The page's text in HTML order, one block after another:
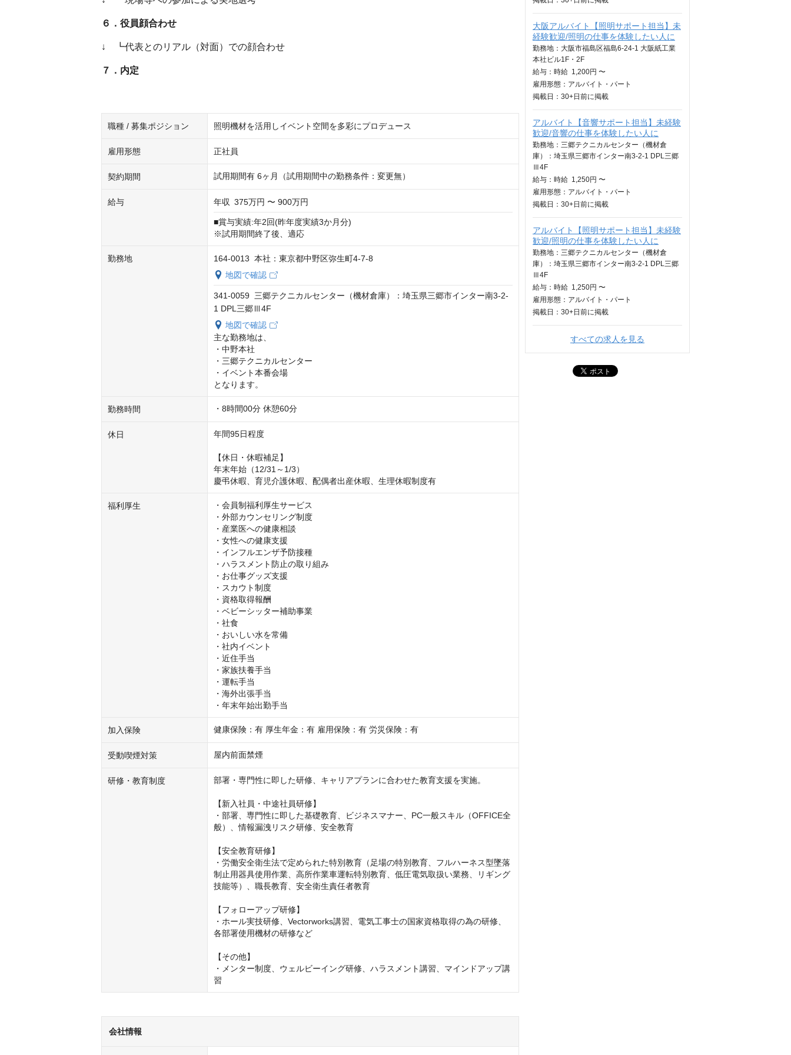
６．役員顔合わせ
↓ ┗代表とのリアル（対面）での顔合わせ
７．内定
職種 / 募集ポジション 照明機材を活用しイベント空間を多彩にプロデュース
雇用形態 正社員
契約期間 試用期間有 6ヶ月（試用期間中の勤務条件：変更無）
給与 年収 375万円 〜 900万円
■賞与実績:年2回(昨年度実績3か月分)
※試用期間終了後、適応
勤務地
164-0013 本社：東京都中野区弥生町4-7-8
地図で確認
341-0059 三郷テクニカルセンター（機材倉庫）：埼玉県三郷市インター南3-2-
1 DPL三郷Ⅲ4F
地図で確認
主な勤務地は、
・中野本社
・三郷テクニカルセンター
・イベント本番会場
となります。
勤務時間 ・8時間00分 休憩60分
休日 年間95日程度
【休日・休暇補足】
年末年始（12/31～1/3）
慶弔休暇、育児介護休暇、配偶者出産休暇、生理休暇制度有
福利厚生
・会員制福利厚生サービス
・外部カウンセリング制度
・産業医への健康相談
・女性への健康支援
・インフルエンザ予防接種
・ハラスメント防止の取り組み
・お仕事グッズ支援
・スカウト制度
・資格取得報酬
・ベビーシッター補助事業
・社食
・おいしい水を常備
・社内イベント
・近住手当
・家族扶養手当
・運転手当
・海外出張手当
・年末年始出勤手当
加入保険 健康保険：有 厚生年金：有 雇用保険：有 労災保険：有
受動喫煙対策 屋内前面禁煙
研修・教育制度 部署・専門性に即した研修、キャリアプランに合わせた教育支援を実施。
【新入社員・中途社員研修】
・部署、専門性に即した基礎教育、ビジネスマナー、PC一般スキル（OFFICE全
般）、情報漏洩リスク研修、安全教育
【安全教育研修】
・労働安全衛生法で定められた特別教育（足場の特別教育、フルハーネス型墜落
制止用器具使用作業、高所作業車運転特別教育、低圧電気取扱い業務、リギング
技能等）、職長教育、安全衛生責任者教育
【フォローアップ研修】
・ホール実技研修、Vectorworks講習、電気工事士の国家資格取得の為の研修、
各部署使用機材の研修など
【その他】
・メンター制度、ウェルビーイング研修、ハラスメント講習、マインドアップ講
習
会社情報
大阪アルバイト【照明サポート担当】未
経験歓迎/照明の仕事を体験したい人に
勤務地：大阪市福島区福島6-24-1 大阪紙工業
本社ビル1F・2F
給与： 時給 1,200円 〜
雇用形態：アルバイト・パート
掲載日： 30+日 前に掲載
アルバイト【音響サポート担当】未経験
歓迎/音響の仕事を体験したい人に
勤務地：三郷テクニカルセンター（機材倉
庫）：埼玉県三郷市インター南3-2-1 DPL三郷
Ⅲ4F
給与： 時給 1,250円 〜
雇用形態：アルバイト・パート
掲載日： 30+日 前に掲載
アルバイト【照明サポート担当】未経験
歓迎/照明の仕事を体験したい人に
勤務地：三郷テクニカルセンター（機材倉
庫）：埼玉県三郷市インター南3-2-1 DPL三郷
Ⅲ4F
給与： 時給 1,250円 〜
雇用形態：アルバイト・パート
掲載日： 30+日 前に掲載
すべての求人を見る